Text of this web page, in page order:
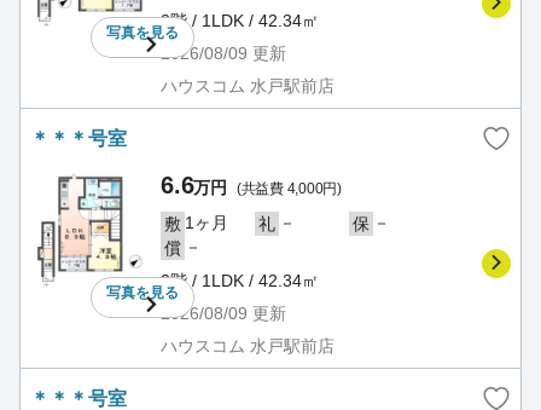
写真を見る
2階 / 1LDK / 42.34㎡
2026/08/09 更新
ハウスコム 水戸駅前店
＊＊＊号室
写真を見る
6.6万円 (共益費 4,000円)
敷 1ヶ月 礼 － 保 －
償 －
2階 / 1LDK / 42.34㎡
2026/08/09 更新
ハウスコム 水戸駅前店
＊＊＊号室